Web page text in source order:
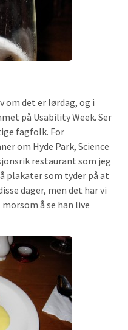
om det er lørdag, og i
på Usability Week. Ser
fagfolk. For
om Hyde Park, Science
restaurant som jeg
plakater som tyder på at
dager, men det har vi
å se han live